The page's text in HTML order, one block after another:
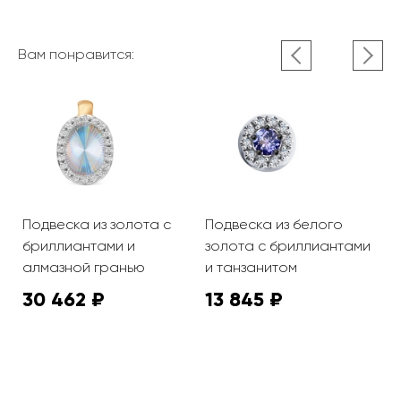
Вам понравится:
Подвеска из золота с
бриллиантами и
алмазной гранью
30 462 ₽
Подвеска из белого
золота с бриллиантами
и танзанитом
13 845 ₽